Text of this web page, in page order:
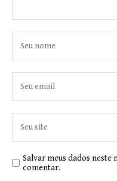
Salvar meus dados neste
comentar.